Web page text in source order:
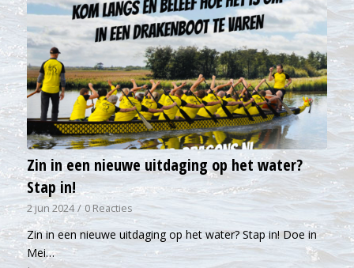
Zin in een nieuwe uitdaging op het water?
Stap in!
2 jun 2024 / 0 Reacties
Zin in een nieuwe uitdaging op het water? Stap in! Doe in
Mei…